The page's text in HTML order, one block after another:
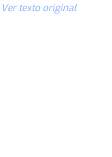
Ver texto original